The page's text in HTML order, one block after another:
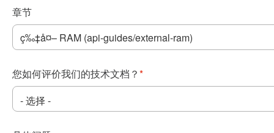
章节
您如何评价我们的技术文档？ *